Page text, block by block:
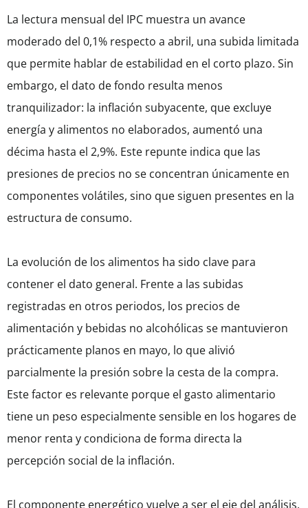
La lectura mensual del IPC muestra un avance
moderado del 0,1% respecto a abril, una subida limitada
que permite hablar de estabilidad en el corto plazo. Sin
embargo, el dato de fondo resulta menos
tranquilizador: la inflación subyacente, que excluye
energía y alimentos no elaborados, aumentó una
décima hasta el 2,9%. Este repunte indica que las
presiones de precios no se concentran únicamente en
componentes volátiles, sino que siguen presentes en la
estructura de consumo.
La evolución de los alimentos ha sido clave para
contener el dato general. Frente a las subidas
registradas en otros periodos, los precios de
alimentación y bebidas no alcohólicas se mantuvieron
prácticamente planos en mayo, lo que alivió
parcialmente la presión sobre la cesta de la compra.
Este factor es relevante porque el gasto alimentario
tiene un peso especialmente sensible en los hogares de
menor renta y condiciona de forma directa la
percepción social de la inflación.
El componente energético vuelve a ser el eje del análisis.